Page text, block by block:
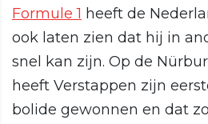
Formule 1 heeft de
ook laten zien dat hij in
snel kan zijn. Op de
heeft Verstappen zijn
bolide gewonnen en dat